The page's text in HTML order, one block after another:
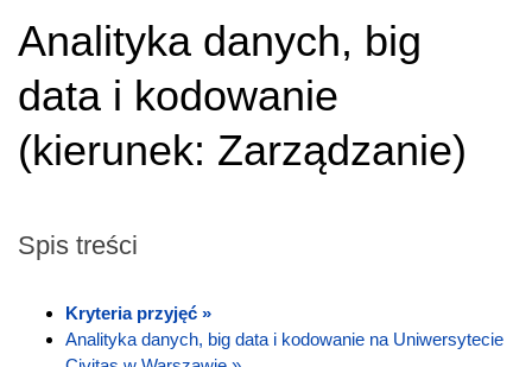
Analityka danych, big
data i kodowanie
(kierunek: Zarządzanie)
Spis treści
Kryteria przyjęć »
Analityka danych, big data i kodowanie na Uniwersytecie